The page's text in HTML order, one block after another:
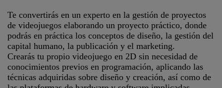
Te convertirás en un experto en la gestión de proyectos
de videojuegos elaborando un proyecto práctico, donde
podrás en práctica los conceptos de diseño, la gestión del
capital humano, la publicación y el marketing.
Crearás tu propio videojuego en 2D sin necesidad de
conocimientos previos en programación, aplicando las
técnicas adquiridas sobre diseño y creación, así como de